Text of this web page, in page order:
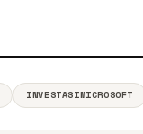
INVESTASIMICROSOFT